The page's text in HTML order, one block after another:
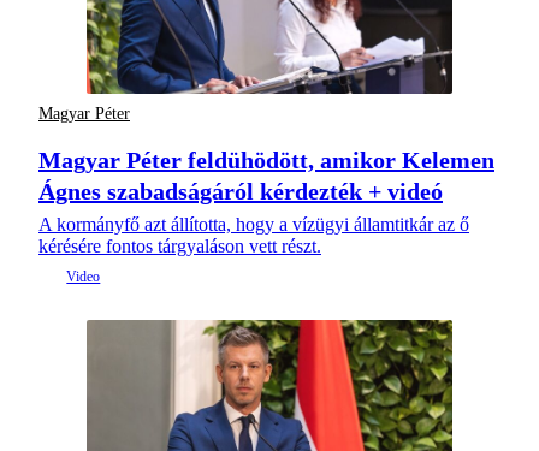
Magyar Péter
Magyar Péter feldühödött, amikor Kelemen
Ágnes szabadságáról kérdezték + videó
A kormányfő azt állította, hogy a vízügyi államtitkár az ő
kérésére fontos tárgyaláson vett részt.